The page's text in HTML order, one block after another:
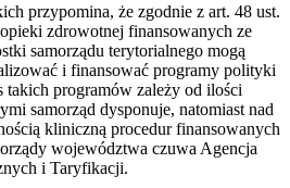
przypomina, że zgodnie z art. 48 ust.
zdrowotnej finansowanych ze
samorządu terytorialnego mogą
i finansować programy polityki
takich programów zależy od ilości
samorząd dysponuje, natomiast nad
kliniczną procedur finansowanych
województwa czuwa Agencja
i Taryfikacji.